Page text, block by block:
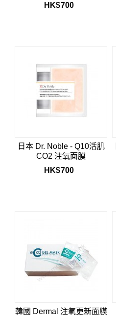
HK$700
日本 Dr. Noble - Q10活肌
CO2 注氧面膜
HK$700
韓國 Dermal 注氧更新面膜